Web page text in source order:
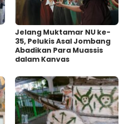
Jelang Muktamar NU ke-
35, Pelukis Asal Jombang
Abadikan Para Muassis
dalam Kanvas